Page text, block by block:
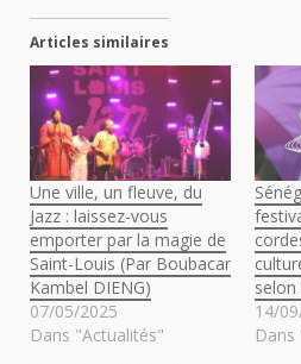
Articles similaires
Une ville, un fleuve, du
Jazz : laissez-vous
emporter par la magie de
Saint-Louis (Par Boubacar
Kambel DIENG)
07/05/2025
Dans "Actualités"
14/